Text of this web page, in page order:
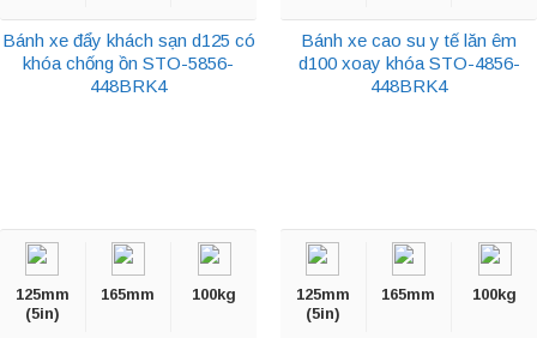
Bánh xe đẩy khách sạn d125 có
khóa chống ồn STO-5856-
448BRK4
Bánh xe cao su y tế lăn êm
d100 xoay khóa STO-4856-
448BRK4
125mm
(5in)
165mm 100kg
125mm
(5in)
165mm 100kg